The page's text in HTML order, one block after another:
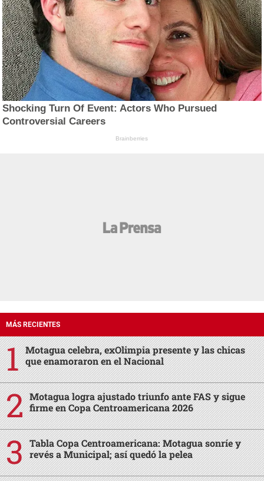
Shocking Turn Of Event: Actors Who Pursued
Controversial Careers
Brainberries
MÁS RECIENTES
Motagua celebra, exOlimpia presente y las chicas
que enamoraron en el Nacional
Motagua logra ajustado triunfo ante FAS y sigue
firme en Copa Centroamericana 2026
Tabla Copa Centroamericana: Motagua sonríe y
revés a Municipal; así quedó la pelea